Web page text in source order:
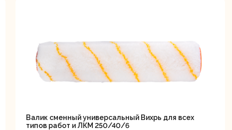
Валик сменный универсальный Вихрь для всех
типов работ и ЛКМ 250/40/6